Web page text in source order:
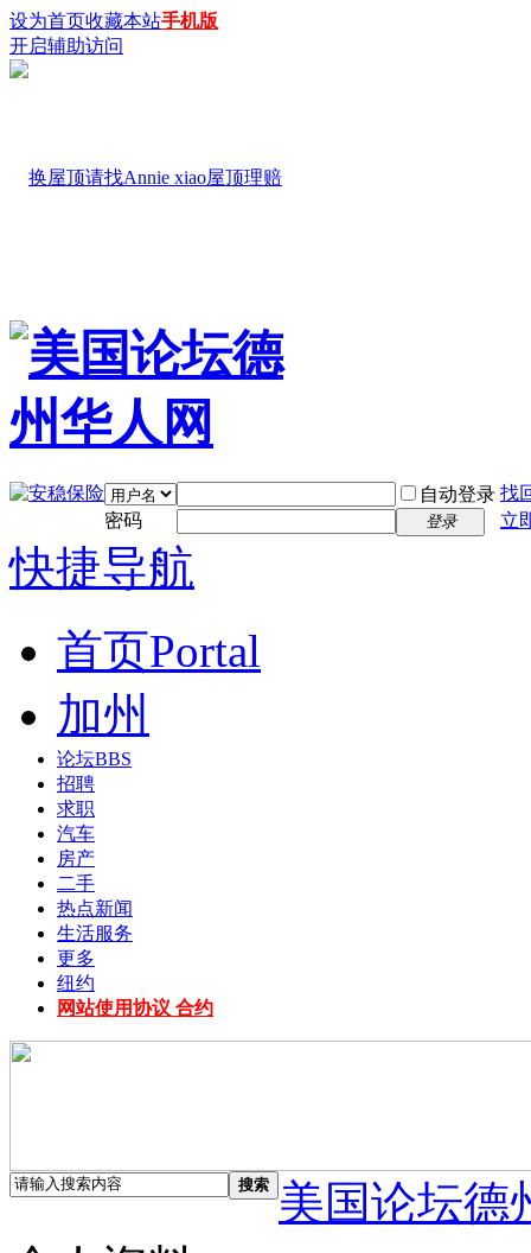
设为首页收藏本站手机版
开启辅助访问
自动登录 找
密码
登录 立
快捷导航
首页Portal
加州
论坛BBS
招聘
求职
汽车
房产
二手
热点新闻
生活服务
更多
纽约
网站使用协议 合约
搜索
美国论坛德